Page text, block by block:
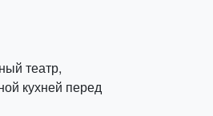
театр,
кухней перед